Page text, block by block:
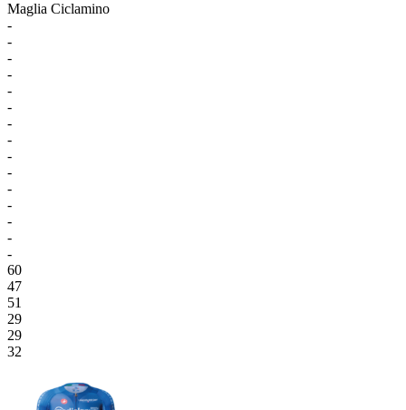
Maglia Ciclamino
-
-
-
-
-
-
-
-
-
-
-
-
-
-
-
60
47
51
29
29
32